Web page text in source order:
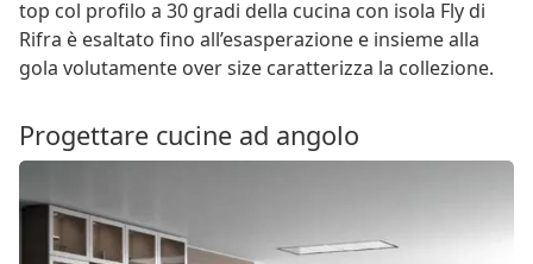
top col profilo a 30 gradi della cucina con isola Fly di
Rifra è esaltato fino all’esasperazione e insieme alla
gola volutamente over size caratterizza la collezione.
Progettare cucine ad angolo